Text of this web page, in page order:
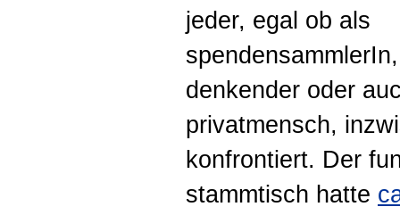
jeder, egal ob als
denkender oder
privatmensch,
konfrontiert. Der
stammtisch hatte